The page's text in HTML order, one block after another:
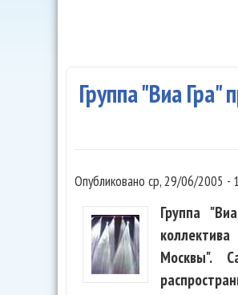
Группа "Виа
Опубликовано ср, 29/06/2005 -
Группа
Москвы".